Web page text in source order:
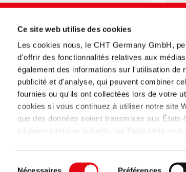
Ce site web utilise des cookies
Les cookies nous, le CHT Germany GmbH,
d'offrir des fonctionnalités relatives aux
également des informations sur l'utilisation
publicité et d'analyse, qui peuvent combiner
fournies ou qu'ils ont collectées lors de votre
cookies si vous continuez à utiliser notre site
que des données soient transmises aux
situation juridique actuelle, les États-Unis
Data Privacy Framework et que la décision
Nécessaires Préférences
within theenclosed brochure ▼
afines
Titre allemand Titre anglais
Technologie-Supporter |
Hilfsmittel für modernste
Verarbeitungstechnologien
Auxiliaries for most
modern processing
technologies